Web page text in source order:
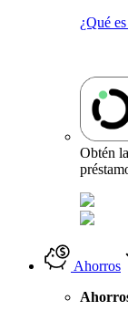
¿Qué
Obtén
Ahorros